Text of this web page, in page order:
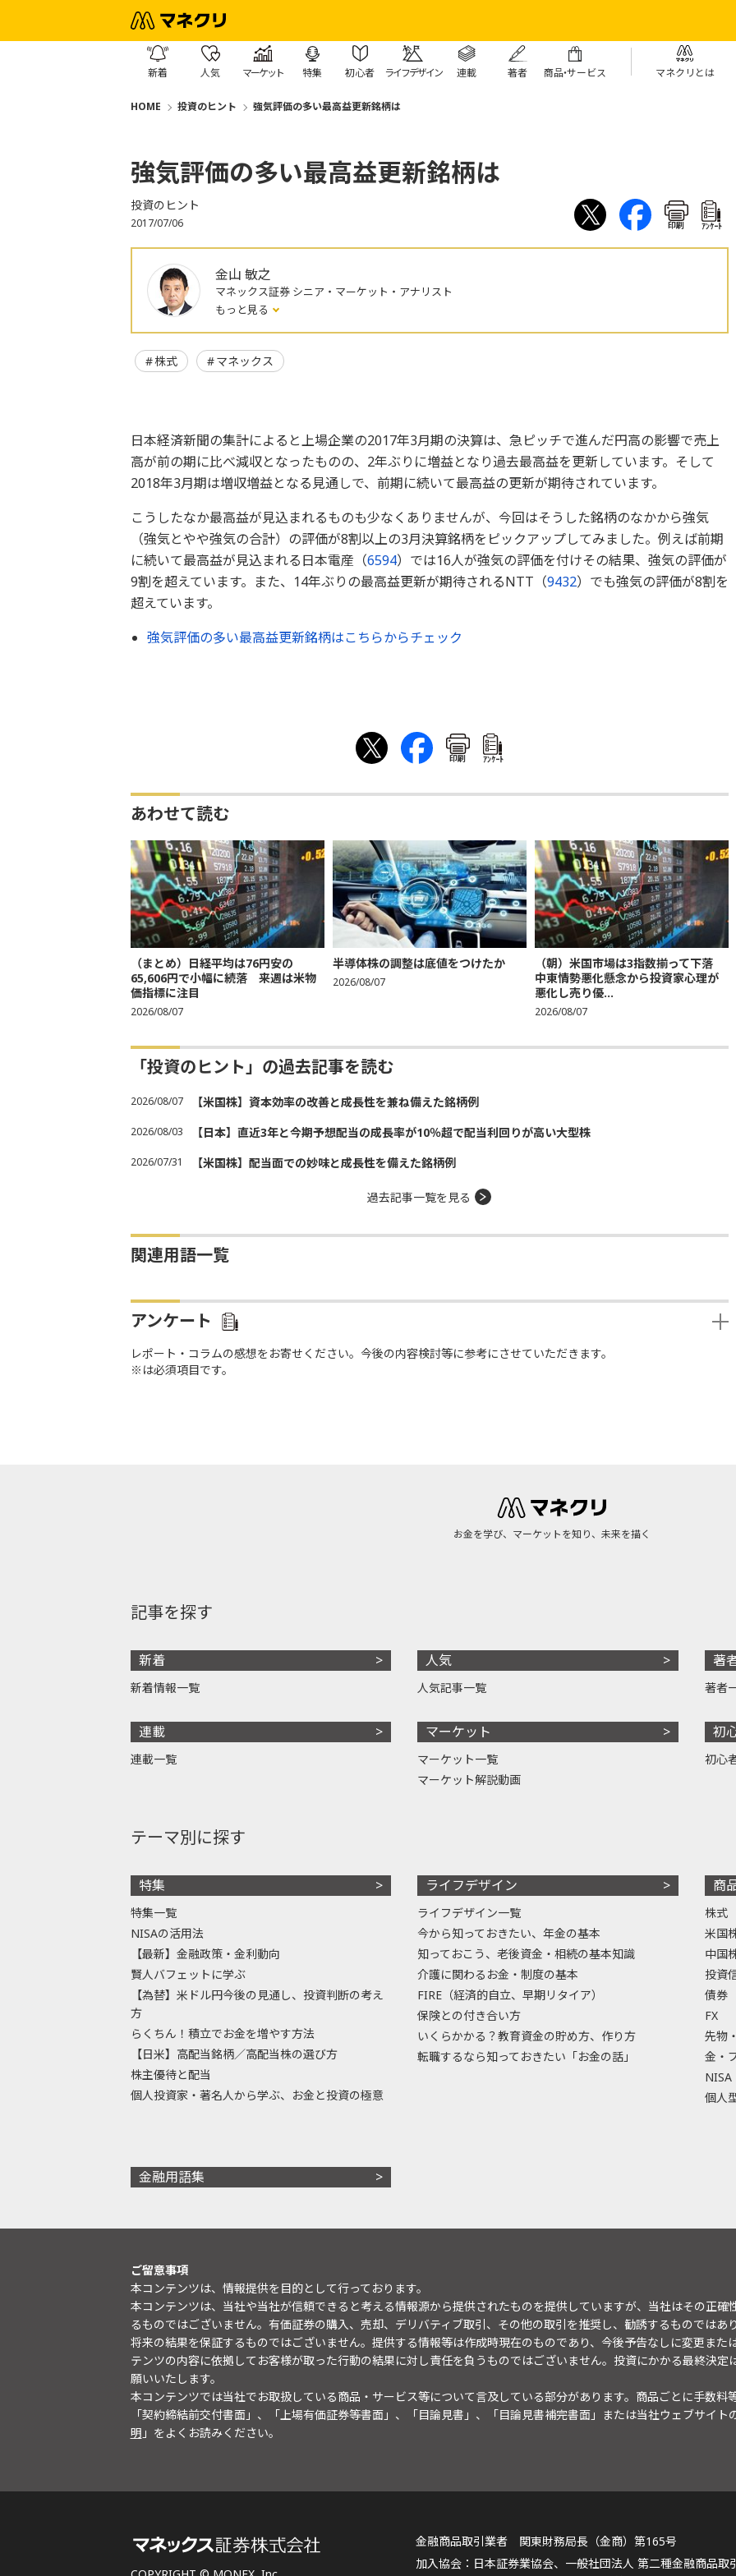
新着 人気 マーケット 特集 初心者 ライフデザイン 連載 著者 商品・サービス マネクリとは
HOME 投資のヒント 強気評価の多い最高益更新銘柄は
強気評価の多い最高益更新銘柄は
投資のヒント
2017/07/06 印刷 ｱﾝｹｰﾄ
金山 敏之
マネックス証券 シニア・マーケット・アナリスト
もっと見る
株式 マネックス
日本経済新聞の集計によると上場企業の2017年3月期の決算は、急ピッチで進んだ円高の影響で売上
高が前の期に比べ減収となったものの、2年ぶりに増益となり過去最高益を更新しています。そして
2018年3月期は増収増益となる見通しで、前期に続いて最高益の更新が期待されています。
こうしたなか最高益が見込まれるものも少なくありませんが、今回はそうした銘柄のなかから強気
（強気とやや強気の合計）の評価が8割以上の3月決算銘柄をピックアップしてみました。例えば前期
に続いて最高益が見込まれる日本電産（6594）では16人が強気の評価を付けその結果、強気の評価が
9割を超えています。また、14年ぶりの最高益更新が期待されるNTT（9432）でも強気の評価が8割を
超えています。
強気評価の多い最高益更新銘柄はこちらからチェック
印刷 ｱﾝｹｰﾄ
あわせて読む
（まとめ）日経平均は76円安の
65,606円で小幅に続落 来週は米物
価指標に注目
2026/08/07
半導体株の調整は底値をつけたか
2026/08/07
（朝）米国市場は3指数揃って下落
中東情勢悪化懸念から投資家心理が
悪化し売り優...
2026/08/07
「投資のヒント」の過去記事を読む
2026/08/07 【米国株】資本効率の改善と成長性を兼ね備えた銘柄例
2026/08/03 【日本】直近3年と今期予想配当の成長率が10％超で配当利回りが高い大型株
2026/07/31 【米国株】配当面での妙味と成長性を備えた銘柄例
過去記事一覧を見る
関連用語一覧
アンケート
レポート・コラムの感想をお寄せください。今後の内容検討等に参考にさせていただきます。
※は必須項目です。
お金を学び、マーケットを知り、未来を描く
記事を探す
新着
新着情報一覧
連載
連載一覧
人気
人気記事一覧
マーケット
マーケット一覧
マーケット解説動画
著
著者
初
初心
テーマ別に探す
特集
特集一覧
NISAの活用法
【最新】金融政策・金利動向
賢人バフェットに学ぶ
【為替】米ドル円今後の見通し、投資判断の考え
方
らくちん！積立でお金を増やす方法
【日米】高配当銘柄／高配当株の選び方
株主優待と配当
個人投資家・著名人から学ぶ、お金と投資の極意
ライフデザイン
ライフデザイン一覧
今から知っておきたい、年金の基本
知っておこう、老後資金・相続の基本知識
介護に関わるお金・制度の基本
FIRE（経済的自立、早期リタイア）
保険との付き合い方
いくらかかる？教育資金の貯め方、作り方
転職するなら知っておきたい「お金の話」
商
株式
米国
中国
投資
債券
FX
先物
金・
NISA
個人
金融用語集
ご留意事項
本コンテンツは、情報提供を目的として行っております。
本コンテンツは、当社や当社が信頼できると考える情報源から提供されたものを提供していますが、当社はその正
るものではございません。有価証券の購入、売却、デリバティブ取引、その他の取引を推奨し、勧誘するものではあ
将来の結果を保証するものではございません。提供する情報等は作成時現在のものであり、今後予告なしに変更また
テンツの内容に依拠してお客様が取った行動の結果に対し責任を負うものではございません。投資にかかる最終決
願いいたします。
本コンテンツでは当社でお取扱している商品・サービス等について言及している部分があります。商品ごとに手数料
「契約締結前交付書面」、「上場有価証券等書面」、「目論見書」、「目論見書補完書面」または当社ウェブサイト
明 」をよくお読みください。
金融商品取引業者 関東財務局長（金商）第165号
日本証券業協会、一般社団法人 第二種金融商品取